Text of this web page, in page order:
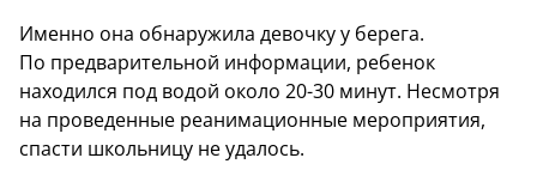
Именно она обнаружила девочку у берега.
По предварительной информации, ребенок
находился под водой около 20-30 минут. Несмотря
на проведенные реанимационные мероприятия,
спасти школьницу не удалось.